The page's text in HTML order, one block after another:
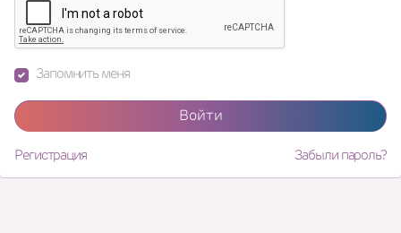
Запомнить меня
Войти
Регистрация Забыли пароль?